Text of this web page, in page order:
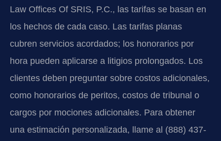
Law Offices Of SRIS, P.C., las tarifas se basan en
los hechos de cada caso. Las tarifas planas
cubren servicios acordados; los honorarios por
hora pueden aplicarse a litigios prolongados. Los
clientes deben preguntar sobre costos adicionales,
como honorarios de peritos, costos de tribunal o
cargos por mociones adicionales. Para obtener
una estimación personalizada, llame al (888) 437-